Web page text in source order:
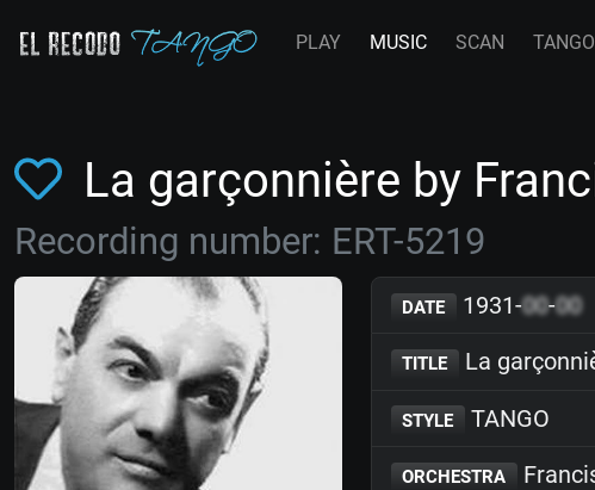
PLAY MUSIC SCAN
La garçonnière by
Recording number: ERT-5219
DATE 1931-00-00
TITLE La
STYLE TANGO
ORCHESTRA